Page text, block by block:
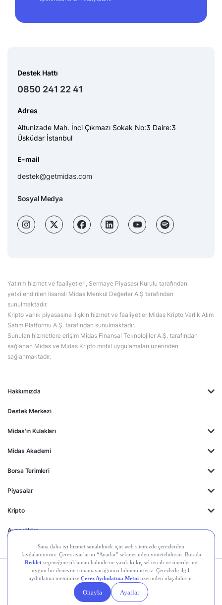
Hakkımızda
Destek Merkezi
Midas'ın Kulakları
Midas Akademi
Borsa Terimleri
Piyasalar
Kripto
Ayrıcalıklar
Destek Hattı
0850 241 22 41
Adres
Altunizade Mah. İnci Çıkmazı Sokak No:3 Daire:3
Üsküdar İstanbul
E-mail
destek@getmidas.com
Sosyal Medya
Yatırım hizmet ve faaliyetleri, Sermaye Piyasası Kurulu tarafından
yetkilendirilen lisanslı Midas Menkul Değerler A.Ş tarafından
sunulmaktadır.
Kripto varlık piyasasına ilişkin hizmet ve faaliyetler Midas Kripto Varlık Alım
Satım Platformu A.Ş. tarafından sunulmaktadır.
Sunulan hizmetlere erişim Midas Finansal Teknolojiler A.Ş. tarafından
sağlanan Midas ve Midas Kripto mobil uygulamaları üzerinden
sağlanmaktadır.
Kişisel Verilerin
Gizlilik
Politikası
Yasal
Duyurular
Çerez